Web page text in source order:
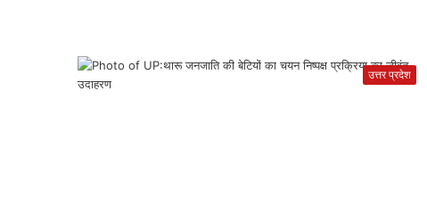
उत्तर प्रदेश